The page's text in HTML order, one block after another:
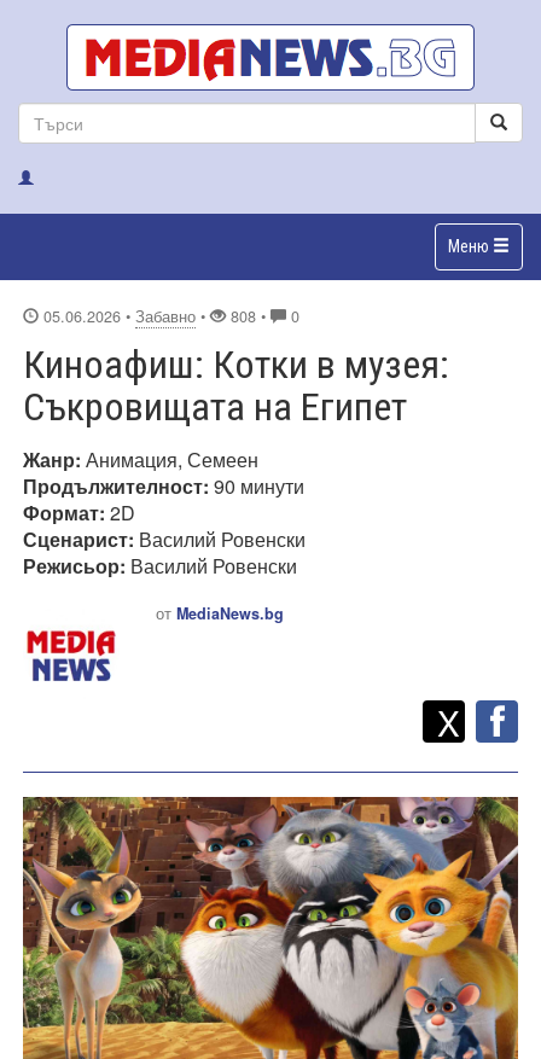
Меню
05.06.2026 • Забавно • 808 • 0
Киноафиш: Котки в музея:
Съкровищата на Египет
Жанр: Анимация, Семеен
Продължителност: 90 минути
Формат: 2D
Сценарист: Василий Ровенски
Режисьор: Василий Ровенски
от MediaNews.bg
Споделете
X